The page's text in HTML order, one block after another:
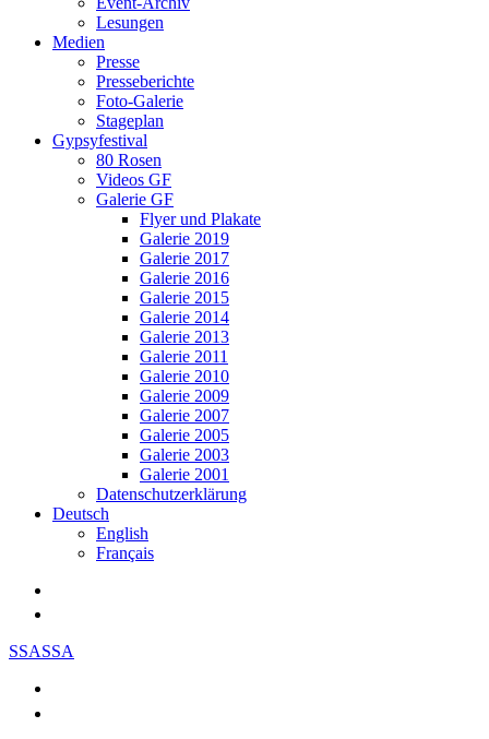
Lesungen
Medien
Presse
Presseberichte
Foto-Galerie
Stageplan
Gypsyfestival
80 Rosen
Videos GF
Galerie GF
Flyer und Plakate
Galerie 2019
Galerie 2017
Galerie 2016
Galerie 2015
Galerie 2014
Galerie 2013
Galerie 2011
Galerie 2010
Galerie 2009
Galerie 2007
Galerie 2005
Galerie 2003
Galerie 2001
Datenschutzerklärung
Deutsch
English
Français
SSASSA